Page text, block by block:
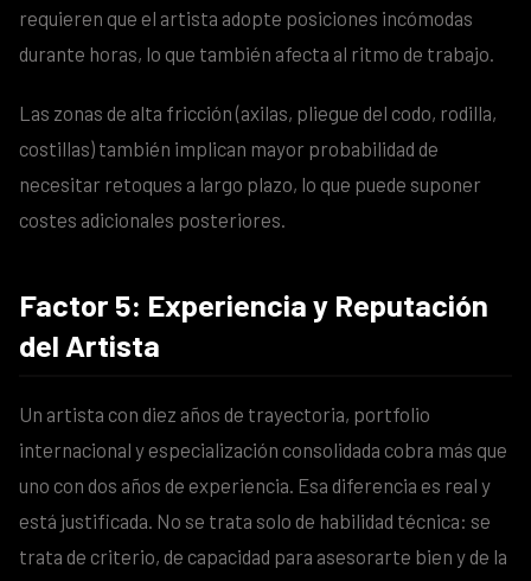
requieren que el artista adopte posiciones incómodas
durante horas, lo que también afecta al ritmo de trabajo.
Las zonas de alta fricción (axilas, pliegue del codo, rodilla,
costillas) también implican mayor probabilidad de
necesitar retoques a largo plazo, lo que puede suponer
costes adicionales posteriores.
Factor 5: Experiencia y Reputación
del Artista
Un artista con diez años de trayectoria, portfolio
internacional y especialización consolidada cobra más que
uno con dos años de experiencia. Esa diferencia es real y
está justificada. No se trata solo de habilidad técnica: se
trata de criterio, de capacidad para asesorarte bien y de la